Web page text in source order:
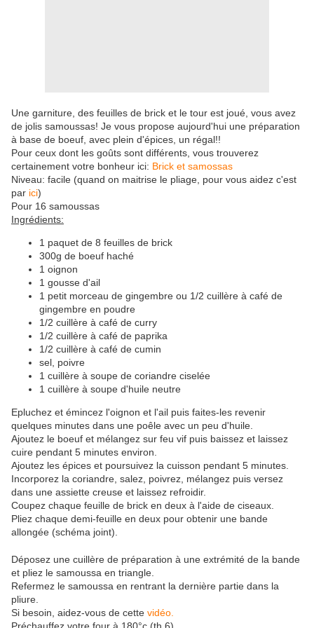
Une garniture, des feuilles de brick et le tour est joué, vous avez
de jolis samoussas! Je vous propose aujourd'hui une préparation
à base de boeuf, avec plein d'épices, un régal!!
Pour ceux dont les goûts sont différents, vous trouverez
certainement votre bonheur ici: Brick et samossas
Niveau: facile (quand on maitrise le pliage, pour vous aidez c'est
par ici)
Pour 16 samoussas
Ingrédients:
1 paquet de 8 feuilles de brick
300g de boeuf haché
1 oignon
1 gousse d'ail
1 petit morceau de gingembre ou 1/2 cuillère à café de
gingembre en poudre
1/2 cuillère à café de curry
1/2 cuillère à café de paprika
1/2 cuillère à café de cumin
sel, poivre
1 cuillère à soupe de coriandre ciselée
1 cuillère à soupe d'huile neutre
Epluchez et émincez l'oignon et l'ail puis faites-les revenir
quelques minutes dans une poêle avec un peu d'huile.
Ajoutez le boeuf et mélangez sur feu vif puis baissez et laissez
cuire pendant 5 minutes environ.
Ajoutez les épices et poursuivez la cuisson pendant 5 minutes.
Incorporez la coriandre, salez, poivrez, mélangez puis versez
dans une assiette creuse et laissez refroidir.
Coupez chaque feuille de brick en deux à l'aide de ciseaux.
Pliez chaque demi-feuille en deux pour obtenir une bande
allongée (schéma joint).
Déposez une cuillère de préparation à une extrémité de la bande
et pliez le samoussa en triangle.
Refermez le samoussa en rentrant la dernière partie dans la
pliure.
Si besoin, aidez-vous de cette vidéo.